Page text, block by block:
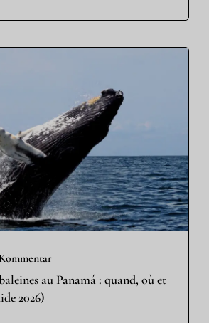
au Panamá : quand, où et
2026)